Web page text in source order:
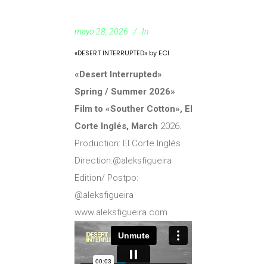
mayo 28, 2026 In
«DESERT INTERRUPTED» by ECI
«Desert Interrupted»
Spring / Summer 2026»
Film to «Souther Cotton», El
Corte Inglés, March 2026.
Production: El Corte Inglés
Direction:@aleksfigueira
Edition/ Postpo:
@aleksfigueira
www.aleksfigueira.com